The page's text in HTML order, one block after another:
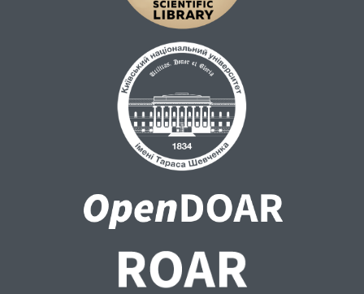
персоналізованих звернень («дорогі
українці», «ми з вами», «кожен герой»),
анафор, лексики боротьби й спротиву
сприяють створенню переконливого
дискурсу. Зеленський виступає не лише як
політичний лідер, а як голос нації, здатний
словом підтримати, об’єднати та надати
сенсу колективному досвіду війни. Такі
промови відіграють ключову роль у
суспільства, у протистоянні паніці, апатії
та зовнішнім інформаційним загрозам.